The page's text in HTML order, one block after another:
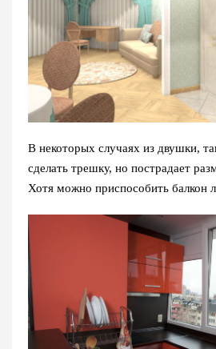
В некоторых случаях из двушки,
сделать трешку, но пострадает
Хотя можно приспособить балкон